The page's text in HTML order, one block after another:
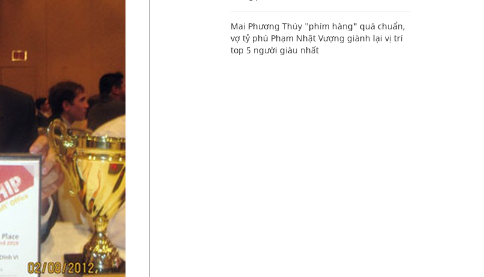
Mai Phương Thúy "phím hàng" quá chuẩn,
vợ tỷ phú Phạm Nhật Vượng giành lại vị trí
top 5 người giàu nhất